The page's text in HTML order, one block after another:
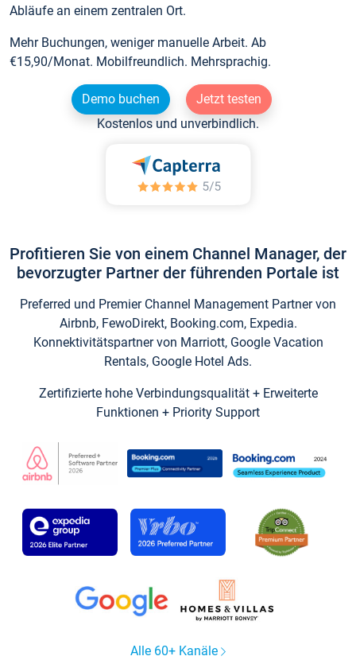
Abläufe an einem zentralen Ort.
Mehr Buchungen, weniger manuelle Arbeit. Ab
€15,90/Monat. Mobilfreundlich. Mehrsprachig.
Demo buchen
Jetzt testen
Kostenlos und unverbindlich.
Profitieren Sie von einem Channel Manager, der
bevorzugter Partner der führenden Portale ist
Preferred und Premier Channel Management Partner von
Airbnb, FewoDirekt, Booking.com, Expedia.
Konnektivitätspartner von Marriott, Google Vacation
Rentals, Google Hotel Ads.
Zertifizierte hohe Verbindungsqualität + Erweiterte
Funktionen + Priority Support
Alle 60+ Kanäle